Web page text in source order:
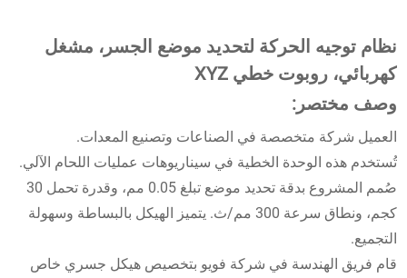
نظام توجيه الحركة لتحديد موضع الجسر، مشغل
كهربائي، روبوت خطي XYZ
وصف مختصر:
العميل شركة متخصصة في الصناعات وتصنيع المعدات.
تُستخدم هذه الوحدة الخطية في سيناريوهات عمليات اللحام الآلي.
صُمم المشروع بدقة تحديد موضع تبلغ 0.05 مم، وقدرة تحمل 30
كجم، ونطاق سرعة 300 مم/ث. يتميز الهيكل بالبساطة وسهولة
التجميع.
قام فريق الهندسة في شركة فويو بتخصيص هيكل جسري خاص